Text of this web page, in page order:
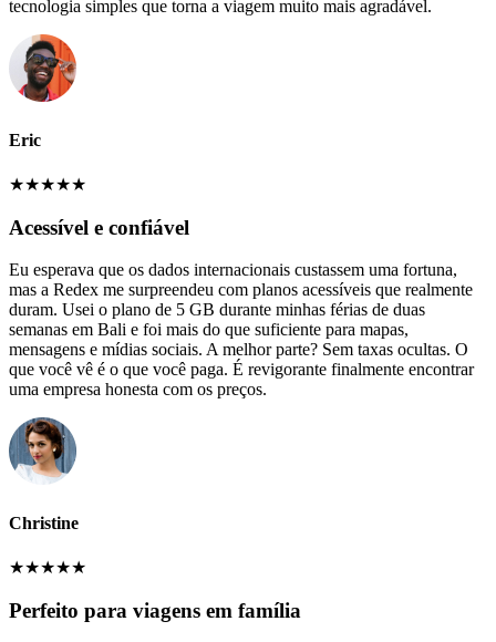
tecnologia simples que torna a viagem muito mais agradável.
Eric
★★★★★
Acessível e confiável
Eu esperava que os dados internacionais custassem uma fortuna,
mas a Redex me surpreendeu com planos acessíveis que realmente
duram. Usei o plano de 5 GB durante minhas férias de duas
semanas em Bali e foi mais do que suficiente para mapas,
mensagens e mídias sociais. A melhor parte? Sem taxas ocultas. O
que você vê é o que você paga. É revigorante finalmente encontrar
uma empresa honesta com os preços.
Christine
★★★★★
Perfeito para viagens em família